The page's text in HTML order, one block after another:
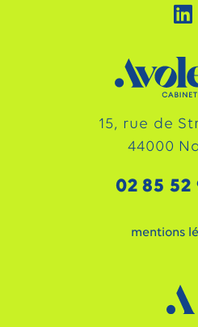
15, rue de
44000
02 85 52
mentions